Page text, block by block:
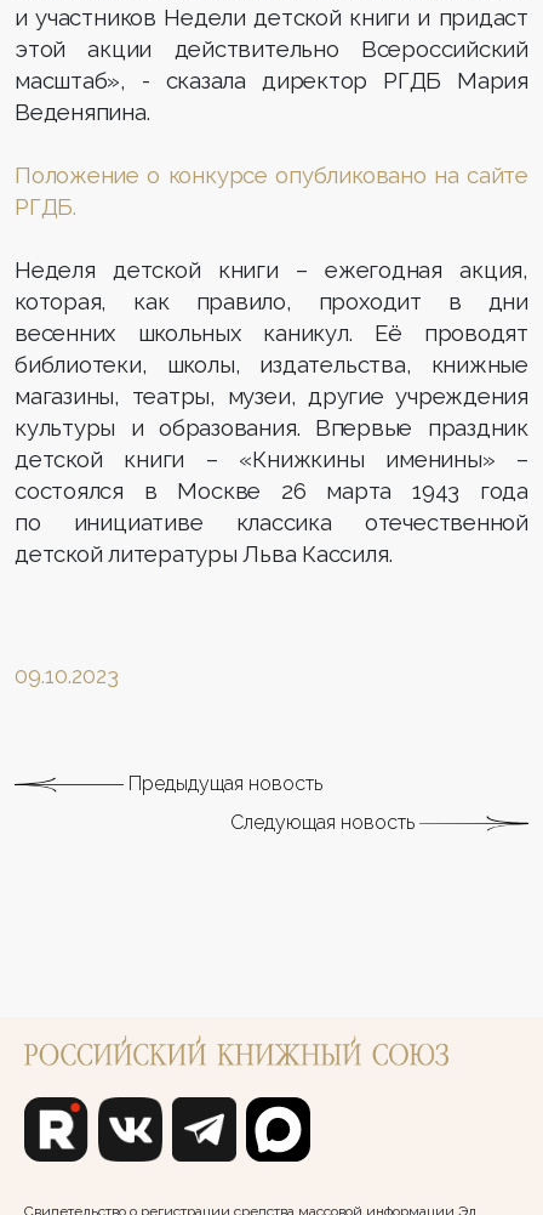
и участников Недели детской книги и придаст
этой акции действительно Всероссийский
масштаб», - сказала директор РГДБ Мария
Веденяпина.
Положение о конкурсе опубликовано на сайте
РГДБ.
Неделя детской книги – ежегодная акция,
которая, как правило, проходит в дни
весенних школьных каникул. Её проводят
библиотеки, школы, издательства, книжные
магазины, театры, музеи, другие учреждения
культуры и образования. Впервые праздник
детской книги – «Книжкины именины» –
состоялся в Москве 26 марта 1943 года
по инициативе классика отечественной
детской литературы Льва Кассиля.
09.10.2023
Предыдущая новость
Следующая новость